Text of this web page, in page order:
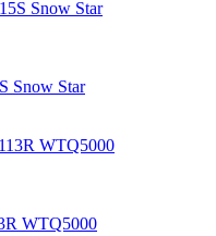
Snow Star
WTQ5000